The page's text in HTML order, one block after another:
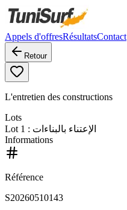
Appels d'offresRésultatsContact
Retour
L'entretien des constructions
Lots
Lot 1
: الإعتناء بالبناءات
Informations
Référence
S20260510143